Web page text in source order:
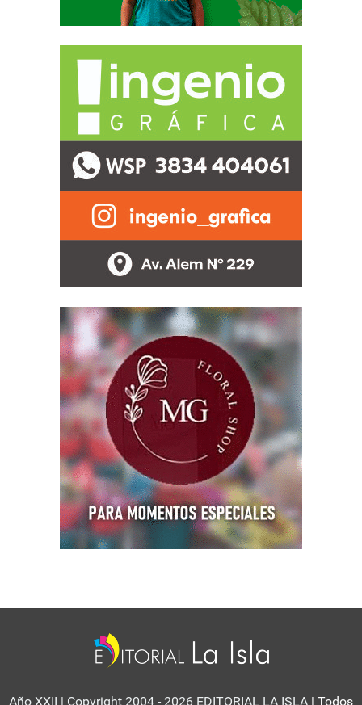
Año XXII | Copyright 2004 - 2026 EDITORIAL LA ISLA | Todos